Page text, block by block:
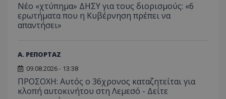
Νέο «χτύπημα» ΔΗΣΥ για τους διορισμούς: «6
ερωτήματα που η Κυβέρνηση πρέπει να
απαντήσει»
Α. ΡΕΠΟΡΤΑΖ
09.08.2026 - 13:38
ΠΡΟΣΟΧΗ: Αυτός ο 36χρονος καταζητείται για
κλοπή αυτοκινήτου στη Λεμεσό - Δείτε